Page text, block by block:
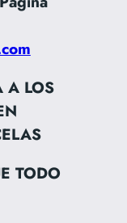
LOS
TODO